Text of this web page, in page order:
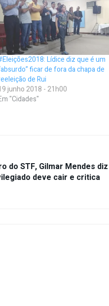
Lídice diz que é um
ficar de fora da chapa de
de Rui
junho 2018 - 21h00
"Cidades"
do STF, Gilmar Mendes diz
deve cair e critica